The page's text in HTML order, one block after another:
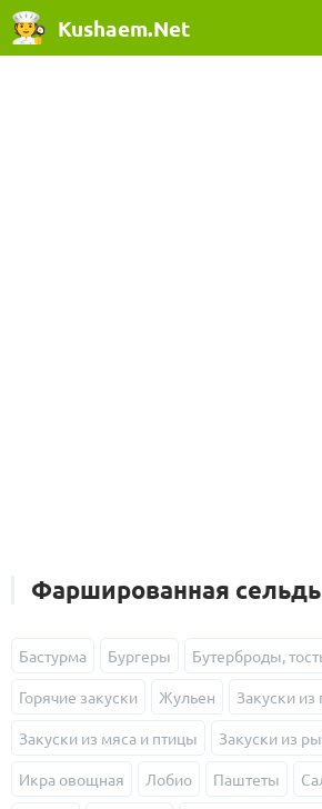
Kushaem.Net
Фаршированная сельдь
Бастурма Бургеры Бутерброды,
Горячие закуски Жульен Закуски
Закуски из мяса и птицы Закуски из
Икра овощная Лобио Паштеты